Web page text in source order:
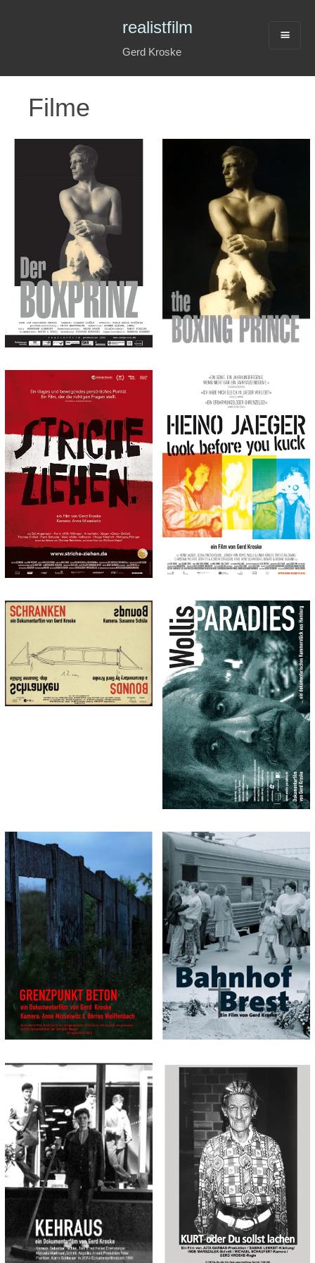
realistfilm
Gerd Kroske
Filme